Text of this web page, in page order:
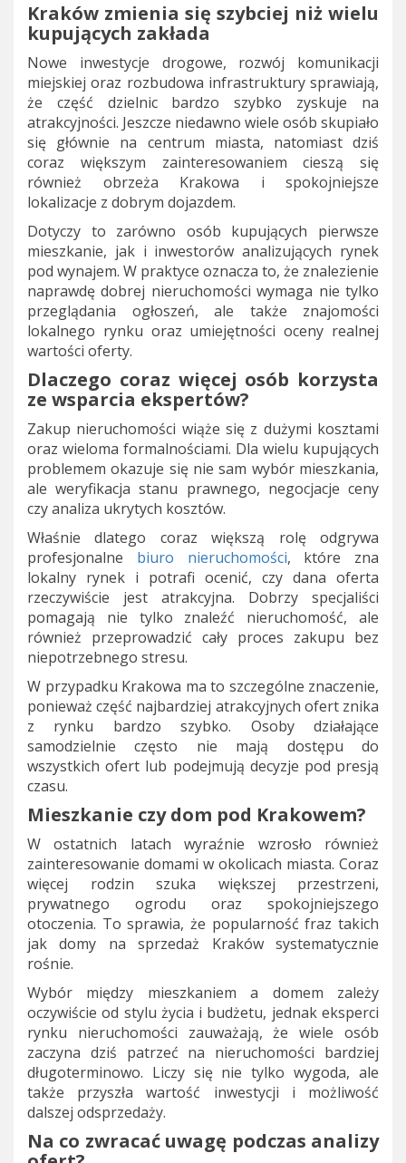
Kraków zmienia się szybciej niż wielu
kupujących zakłada
Nowe inwestycje drogowe, rozwój komunikacji
miejskiej oraz rozbudowa infrastruktury sprawiają,
że część dzielnic bardzo szybko zyskuje na
atrakcyjności. Jeszcze niedawno wiele osób skupiało
się głównie na centrum miasta, natomiast dziś
coraz większym zainteresowaniem cieszą się
również obrzeża Krakowa i spokojniejsze
lokalizacje z dobrym dojazdem.
Dotyczy to zarówno osób kupujących pierwsze
mieszkanie, jak i inwestorów analizujących rynek
pod wynajem. W praktyce oznacza to, że znalezienie
naprawdę dobrej nieruchomości wymaga nie tylko
przeglądania ogłoszeń, ale także znajomości
lokalnego rynku oraz umiejętności oceny realnej
wartości oferty.
Dlaczego coraz więcej osób korzysta
ze wsparcia ekspertów?
Zakup nieruchomości wiąże się z dużymi kosztami
oraz wieloma formalnościami. Dla wielu kupujących
problemem okazuje się nie sam wybór mieszkania,
ale weryfikacja stanu prawnego, negocjacje ceny
czy analiza ukrytych kosztów.
Właśnie dlatego coraz większą rolę odgrywa
profesjonalne biuro nieruchomości, które zna
lokalny rynek i potrafi ocenić, czy dana oferta
rzeczywiście jest atrakcyjna. Dobrzy specjaliści
pomagają nie tylko znaleźć nieruchomość, ale
również przeprowadzić cały proces zakupu bez
niepotrzebnego stresu.
W przypadku Krakowa ma to szczególne znaczenie,
ponieważ część najbardziej atrakcyjnych ofert znika
z rynku bardzo szybko. Osoby działające
samodzielnie często nie mają dostępu do
wszystkich ofert lub podejmują decyzje pod presją
czasu.
Mieszkanie czy dom pod Krakowem?
W ostatnich latach wyraźnie wzrosło również
zainteresowanie domami w okolicach miasta. Coraz
więcej rodzin szuka większej przestrzeni,
prywatnego ogrodu oraz spokojniejszego
otoczenia. To sprawia, że popularność fraz takich
jak domy na sprzedaż Kraków systematycznie
rośnie.
Wybór między mieszkaniem a domem zależy
oczywiście od stylu życia i budżetu, jednak eksperci
rynku nieruchomości zauważają, że wiele osób
zaczyna dziś patrzeć na nieruchomości bardziej
długoterminowo. Liczy się nie tylko wygoda, ale
także przyszła wartość inwestycji i możliwość
dalszej odsprzedaży.
Na co zwracać uwagę podczas analizy